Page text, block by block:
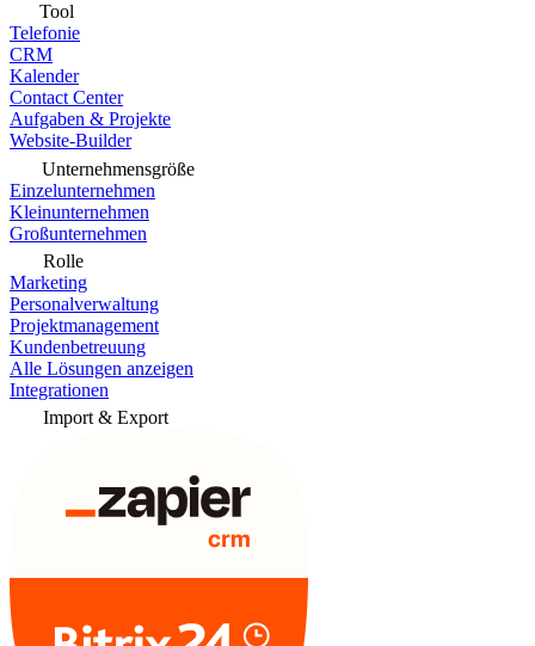
Tool
Telefonie
CRM
Kalender
Contact Center
Aufgaben & Projekte
Website-Builder
Unternehmensgröße
Einzelunternehmen
Kleinunternehmen
Großunternehmen
Rolle
Marketing
Personalverwaltung
Projektmanagement
Kundenbetreuung
Alle Lösungen anzeigen
Integrationen
Import & Export